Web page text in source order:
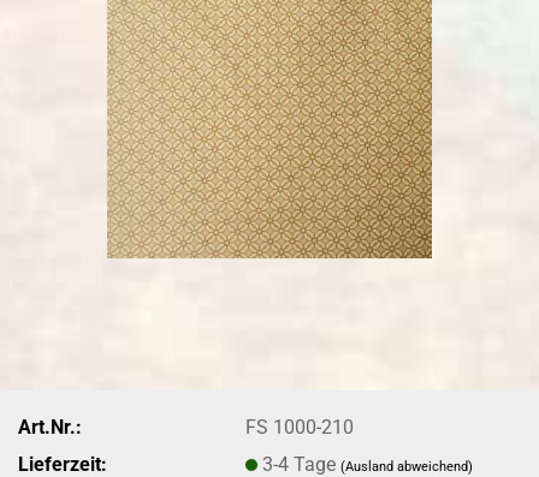
Art.Nr.:
FS 1000-210
Lieferzeit:
3-4 Tage(Ausland abweichend)